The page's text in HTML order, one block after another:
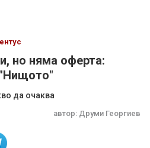
но няма оферта:
да очаква
автор: Друми Георгиев